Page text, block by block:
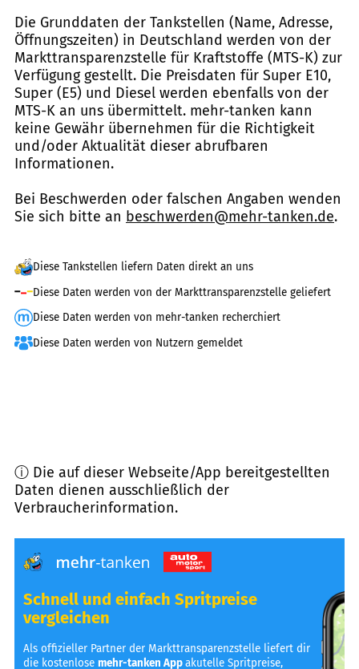
Die Grunddaten der Tankstellen (Name, Adresse,
Öffnungszeiten) in Deutschland werden von der
Markttransparenzstelle für Kraftstoffe (MTS-K) zur
Verfügung gestellt. Die Preisdaten für Super E10,
Super (E5) und Diesel werden ebenfalls von der
MTS-K an uns übermittelt. mehr-tanken kann
keine Gewähr übernehmen für die Richtigkeit
und/oder Aktualität dieser abrufbaren
Informationen.
Bei Beschwerden oder falschen Angaben wenden
Sie sich bitte an beschwerden@mehr-tanken.de.
Diese Tankstellen liefern Daten direkt an uns
Diese Daten werden von der Markttransparenzstelle geliefert
Diese Daten werden von mehr-tanken recherchiert
Diese Daten werden von Nutzern gemeldet
ⓘ Die auf dieser Webseite/App bereitgestellten
Daten dienen ausschließlich der
Verbraucherinformation.
Schnell und einfach Spritpreise
vergleichen
Als offizieller Partner der Markttransparenzstelle liefert dir
die kostenlosemehr-tanken Appakutelle Spritpreise,